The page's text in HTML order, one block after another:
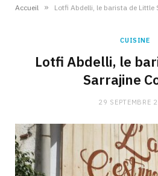
Accueil » Lotfi Abdelli, le barista de Little
CUISINE
Lotfi Abdelli, le
Sarrajine
29 SEPTEMBRE